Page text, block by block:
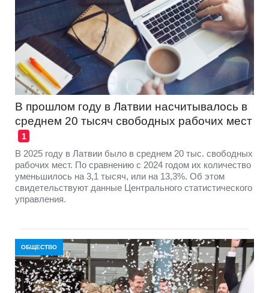
В прошлом году в Латвии насчитывалось в
среднем 20 тысяч свободных рабочих мест
1
В 2025 году в Латвии было в среднем 20 тыс. свободных
рабочих мест. По сравнению с 2024 годом их количество
уменьшилось на 3,1 тысяч, или на 13,3%. Об этом
свидетельствуют данные Центрального статистического
управления.
ОБЩЕСТВО